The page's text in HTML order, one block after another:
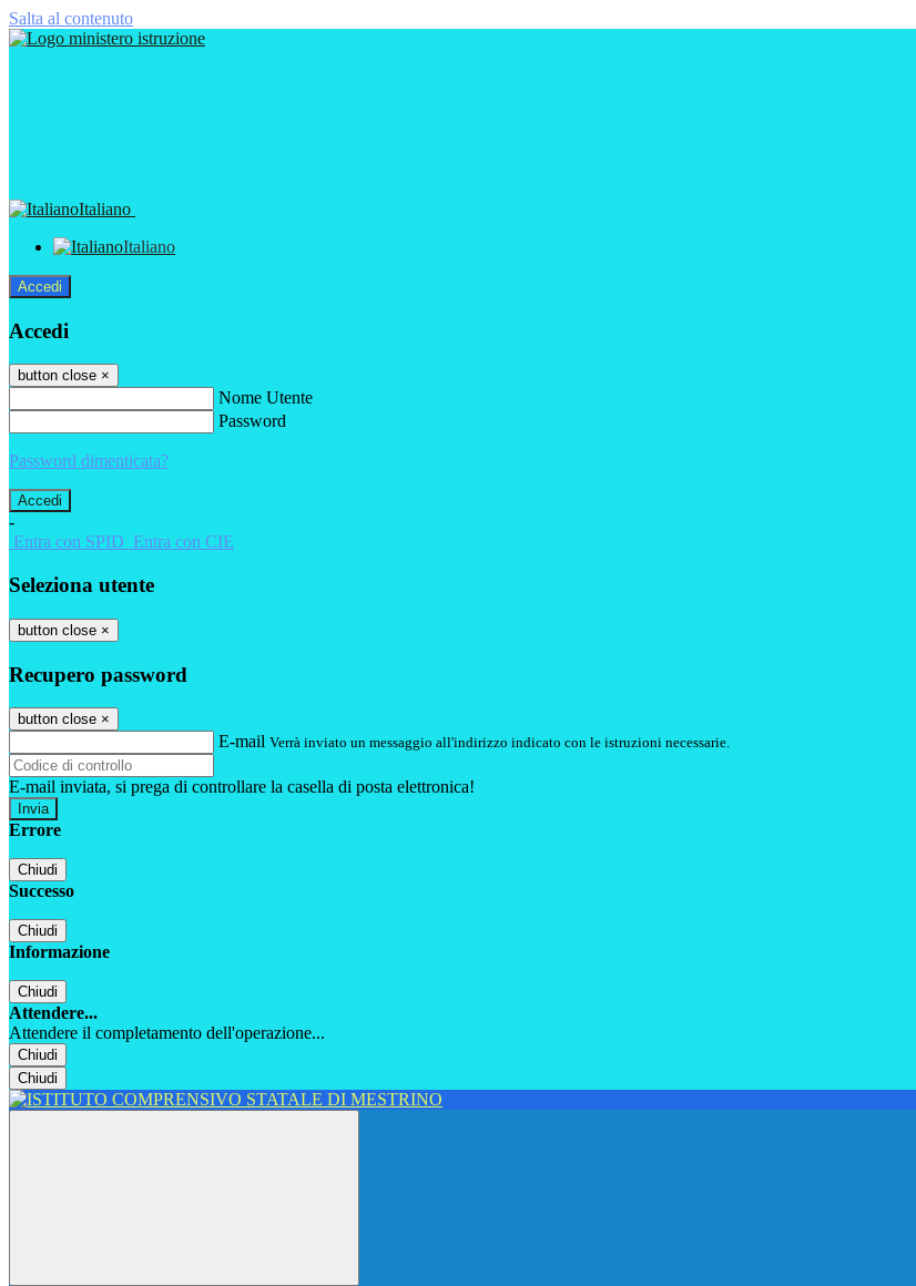
Salta al contenuto
Italiano
Italiano
Accedi
Accedi
button close ×
Nome Utente
Password
Password dimenticata?
-
Entra con SPID Entra con CIE
Seleziona utente
button close ×
Recupero password
button close ×
E-mail Verrà inviato un messaggio all'indirizzo indicato con le istruzioni necessarie.
E-mail inviata, si prega di controllare la casella di posta elettronica!
Errore
Chiudi
Successo
Chiudi
Informazione
Chiudi
Attendere...
Attendere il completamento dell'operazione...
Chiudi
Chiudi